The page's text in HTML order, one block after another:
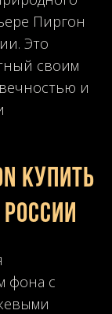
Пиргон
Это
своим
и
купить
фона с